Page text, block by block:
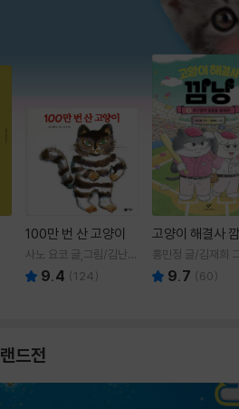
100만 번 산 고양이
사노 요코 글,그림/김난주
역 9.4 (124)
고양이 해결사
홍민정 글/김재희
9.7 (60)
드전